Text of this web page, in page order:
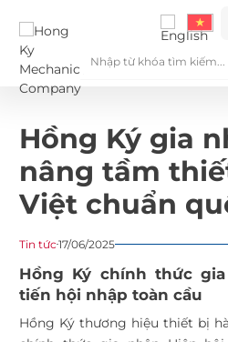
Hồng Ký gia
nâng tầm
Việt chuẩn
Tin tức17/06/2025
Hồng Ký chính thức
tiến hội nhập toàn cầu
Hồng Ký thương hiệu thiết bị